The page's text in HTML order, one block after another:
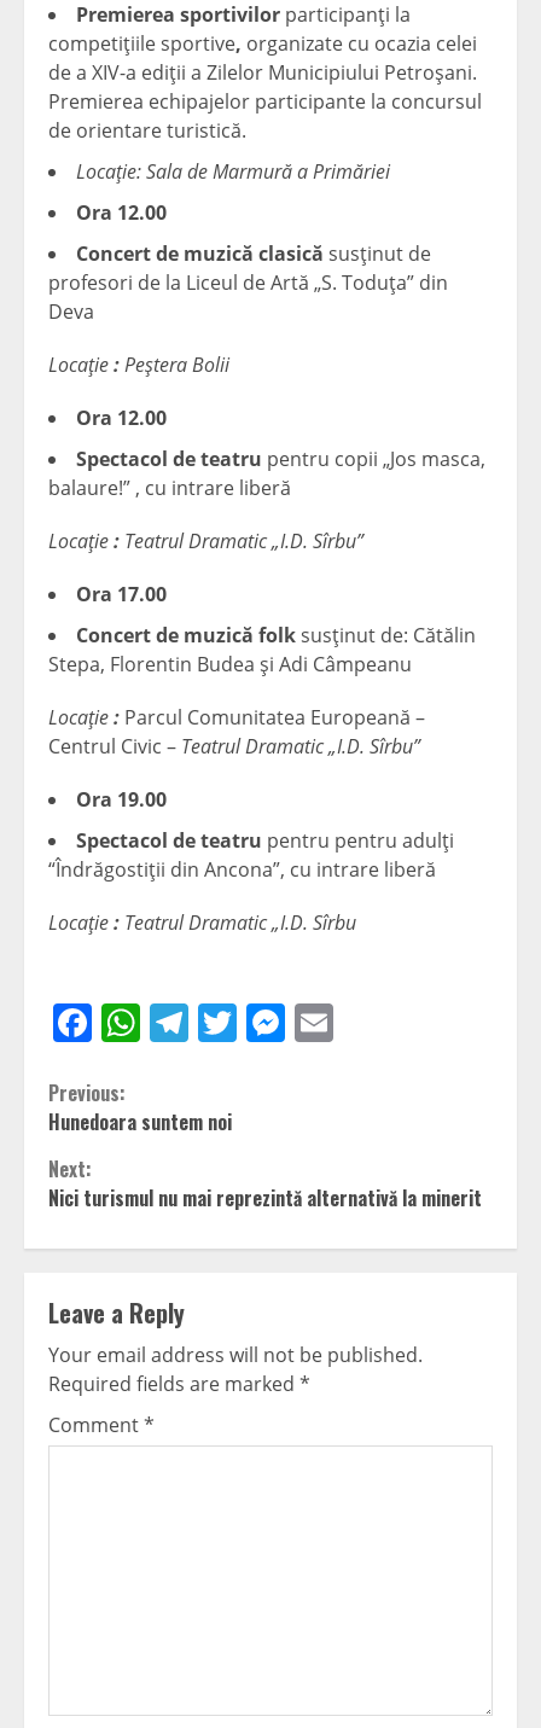
Premierea sportivilor participanţi la
competiţiile sportive, organizate cu ocazia celei
de a XIV-a ediţii a Zilelor Municipiului Petroşani.
Premierea echipajelor participante la concursul
de orientare turistică.
Locaţie: Sala de Marmură a Primăriei
Ora 12.00
Concert de muzică clasică susţinut de
profesori de la Liceul de Artă „S. Toduţa” din
Deva
Locaţie:Peştera Bolii
Ora 12.00
Spectacol de teatru pentru copii „Jos masca,
balaure!” , cu intrare liberă
Locaţie: Teatrul Dramatic „I.D. Sîrbu”
Ora 17.00
Concert de muzică folksusţinut de: Cătălin
Stepa, Florentin Budea şi Adi Câmpeanu
Locaţie: Parcul Comunitatea Europeană –
Centrul Civic – Teatrul Dramatic „I.D. Sîrbu”
Ora 19.00
Spectacol de teatru pentru pentru adulţi
“Îndrăgostiţii din Ancona”, cu intrare liberă
Locaţie: Teatrul Dramatic „I.D. Sîrbu
Facebook
WhatsApp
Telegram
TwitterMessenger
Continue
Reading
Previous:
Hunedoara suntem noi
Next:
Nici turismul nu mai reprezintă alternativă la minerit
Leave a Reply
Your email address will not be published.
Required fields are marked *
Comment*